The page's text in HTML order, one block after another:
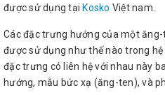
được sử dụng tại Kosko Việt nam.
Các đặc trưng hướng của một
được sử dụng như thế nào trong
đặc trưng có liên hệ với nhau này
hướng, mẫu bức xạ (ăng-ten), và